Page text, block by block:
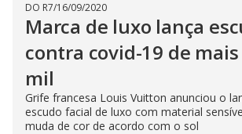
DO R7/16/09/2020
Marca de luxo lança
contra covid-19 de mais
mil
Grife francesa Louis Vuitton anunciou o
escudo facial de luxo com material
muda de cor de acordo com o sol